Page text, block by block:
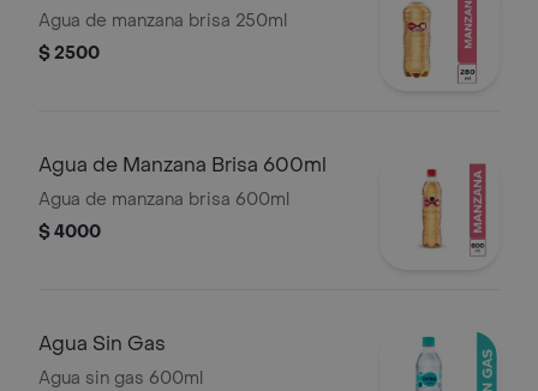
Agua de manzana brisa 250ml
$ 2500
Agua de Manzana Brisa 600ml
Agua de manzana brisa 600ml
$ 4000
Agua Sin Gas
Agua sin gas 600ml